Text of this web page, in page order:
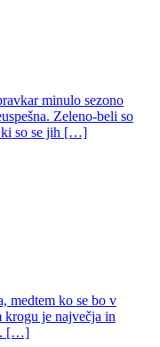
minulo sezono
Zeleno-beli so
ki so se jih […]
medtem ko se bo v
krogu je največja in
[…]